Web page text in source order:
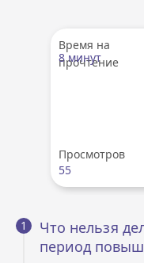
Время на
прочтение
8 минут
Просмотров
55
Что нельзя
период